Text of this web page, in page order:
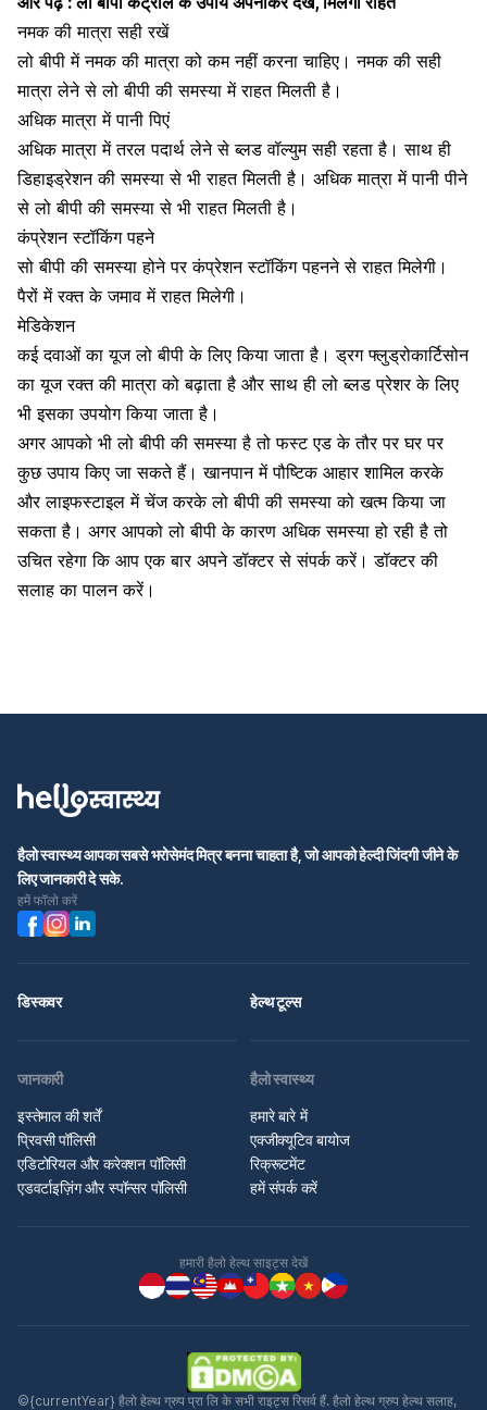
नमक की मात्रा सही रखें
लो बीपी में नमक की मात्रा को कम नहीं करना चाहिए। नमक की सही
मात्रा लेने से लो बीपी की समस्या में राहत मिलती है।
अधिक मात्रा में पानी पिएं
अधिक मात्रा में तरल पदार्थ लेने से ब्लड वॉल्युम सही रहता है। साथ ही
डिहाइड्रेशनकी समस्या से भी राहत मिलती है। अधिक मात्रा में पानी पीने
से लो बीपी की समस्या से भी राहत मिलती है।
कंप्रेशन स्टॉकिंग पहने
सो बीपी की समस्या होने पर कंप्रेशन स्टॉकिंग पहनने से राहत मिलेगी।
पैरों में रक्त के जमाव में राहत मिलेगी।
मेडिकेशन
कई दवाओं का यूज लो बीपी के लिए किया जाता है। ड्रग फ्लुड्रोकार्टिसोन
का यूज रक्त की मात्रा को बढ़ाता है और साथ ही लो ब्लड प्रेशर के लिए
भी इसका उपयोग किया जाता है।
अगर आपको भी लो बीपी की समस्या है तो फस्ट एड के तौर पर घर पर
कुछ उपाय किए जा सकते हैं। खानपान में पौष्टिक आहार शामिल करके
और लाइफस्टाइल में चेंज करके लो बीपी की समस्या को खत्म किया जा
सकता है। अगर आपको लो बीपी के कारण अधिक समस्या हो रही है तो
उचित रहेगा कि आप एक बार अपने डॉक्टर से संपर्क करें। डॉक्टर की
सलाह का पालन करें।
हैलो स्वास्थ्य आपका सबसे भरोसेमंद मित्र बनना चाहता है, जो आपको हेल्दी जिंदगी जीने के
लिए जानकारी दे सके.
हमें फॉलो करें
डिस्कवर हेल्थ टूल्स
जानकारी
इस्तेमाल की शर्तें
प्रिवसी पॉलिसी
एडिटोरियल और करेक्शन पॉलिसी
एडवर्टाइज़िंग और स्पॉन्सर पॉलिसी
हैलो स्वास्थ्य
हमारे बारे में
एक्जीक्यूटिव बायोज
रिक्रूटमेंट
हमें संपर्क करें
हमारी हैलो हेल्थ साइट्स देखें
©{currentYear} हैलो हेल्थ ग्रुप प्रा लि के सभी राइट्स रिसर्व हैं. हैलो हेल्थ ग्रुप हेल्थ सलाह,